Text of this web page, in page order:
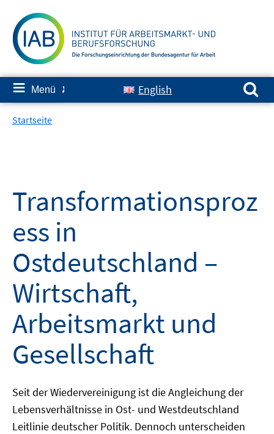
zum
Inhalt
≡ Menü ✘ English
Suchen nach:
Startseite
Transformationsproz
ess in
Ostdeutschland –
Wirtschaft,
Arbeitsmarkt und
Gesellschaft
Seit der Wiedervereinigung ist die Angleichung der
Lebensverhältnisse in Ost- und Westdeutschland
Leitlinie deutscher Politik. Dennoch unterscheiden